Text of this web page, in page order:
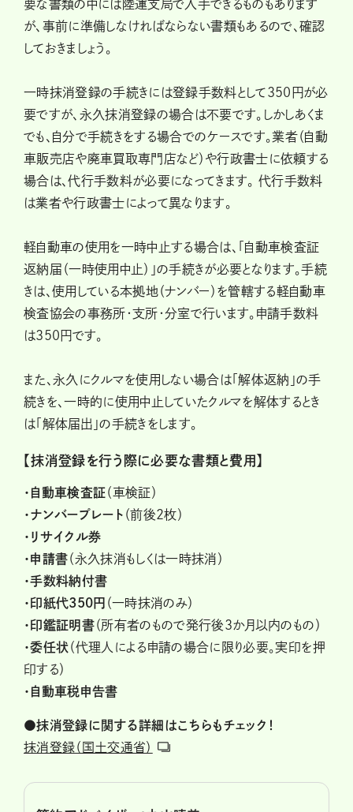
要な書類の中には陸運支局で入手できるものもあります
が、事前に準備しなければならない書類もあるので、確認
しておきましょう。
一時抹消登録の手続きには登録手数料として350円が必
要ですが、永久抹消登録の場合は不要です。しかしあくま
でも、自分で手続きをする場合でのケースです。業者（自動
車販売店や廃車買取専門店など）や行政書士に依頼する
場合は、代行手数料が必要になってきます。 代行手数料
は業者や行政書士によって異なります。
軽自動車の使用を一時中止する場合は、「自動車検査証
返納届（一時使用中止）」の手続きが必要となります。手続
きは、使用している本拠地（ナンバー）を管轄する軽自動車
検査協会の事務所・支所・分室で行います。申請手数料
は350円です。
また、永久にクルマを使用しない場合は「解体返納」の手
続きを、一時的に使用中止していたクルマを解体するとき
は「解体届出」の手続きをします。
【抹消登録を行う際に必要な書類と費用】
・自動車検査証（車検証）
・ナンバープレート （前後2枚）
・リサイクル券
・申請書（永久抹消もしくは一時抹消）
・手数料納付書
・印紙代350円 （一時抹消のみ）
・印鑑証明書（所有者のもので発行後3か月以内のもの）
・委任状（代理人による申請の場合に限り必要。実印を押
印する）
・自動車税申告書
●抹消登録に関する詳細はこちらもチェック！
抹消登録（国土交通省）